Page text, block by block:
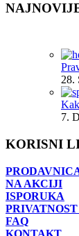
28.
7.
KORISNI
NA AKCIJI
ISPORUKA
FAQ
KONTAKT